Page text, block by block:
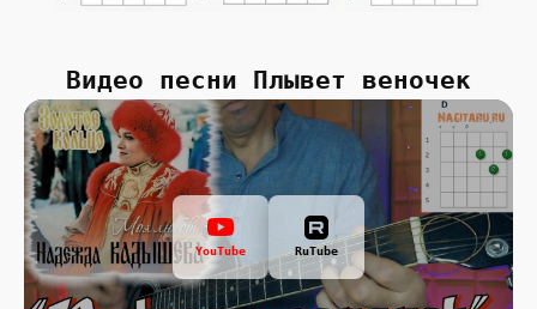
Видео песни Плывет веночек
YouTube RuTube